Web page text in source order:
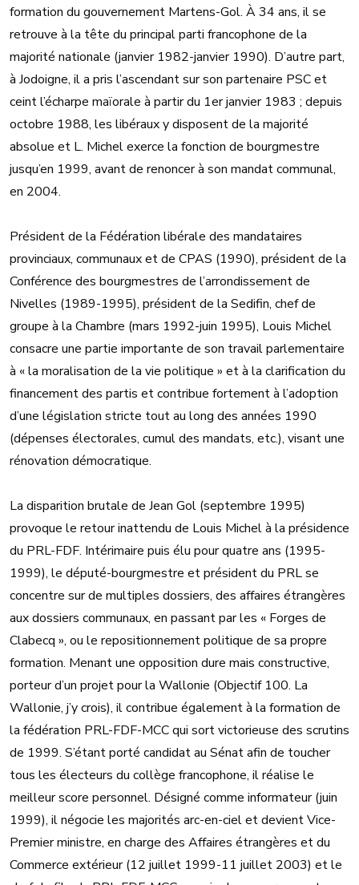
formation du gouvernement Martens-Gol. À 34 ans, il se
retrouve à la tête du principal parti francophone de la
majorité nationale (janvier 1982-janvier 1990). D’autre part,
à Jodoigne, il a pris l’ascendant sur son partenaire PSC et
ceint l’écharpe maïorale à partir du 1er janvier 1983 ; depuis
octobre 1988, les libéraux y disposent de la majorité
absolue et L. Michel exerce la fonction de bourgmestre
jusqu’en 1999, avant de renoncer à son mandat communal,
en 2004.
Président de la Fédération libérale des mandataires
provinciaux, communaux et de CPAS (1990), président de la
Conférence des bourgmestres de l’arrondissement de
Nivelles (1989-1995), président de la Sedifin, chef de
groupe à la Chambre (mars 1992-juin 1995), Louis Michel
consacre une partie importante de son travail parlementaire
à « la moralisation de la vie politique » et à la clarification du
financement des partis et contribue fortement à l’adoption
d’une législation stricte tout au long des années 1990
(dépenses électorales, cumul des mandats, etc.), visant une
rénovation démocratique.
La disparition brutale de Jean Gol (septembre 1995)
provoque le retour inattendu de Louis Michel à la présidence
du PRL-FDF. Intérimaire puis élu pour quatre ans (1995-
1999), le député-bourgmestre et président du PRL se
concentre sur de multiples dossiers, des affaires étrangères
aux dossiers communaux, en passant par les « Forges de
Clabecq », ou le repositionnement politique de sa propre
formation. Menant une opposition dure mais constructive,
porteur d’un projet pour la Wallonie (Objectif 100. La
Wallonie, j’y crois), il contribue également à la formation de
la fédération PRL-FDF-MCC qui sort victorieuse des scrutins
de 1999. S’étant porté candidat au Sénat afin de toucher
tous les électeurs du collège francophone, il réalise le
meilleur score personnel. Désigné comme informateur (juin
1999), il négocie les majorités arc-en-ciel et devient Vice-
Premier ministre, en charge des Affaires étrangères et du
Commerce extérieur (12 juillet 1999-11 juillet 2003) et le